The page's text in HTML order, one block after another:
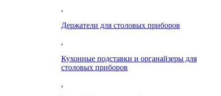
,
Держатели для столовых приборов
,
Кухонные подставки и органайзеры для
столовых приборов
,